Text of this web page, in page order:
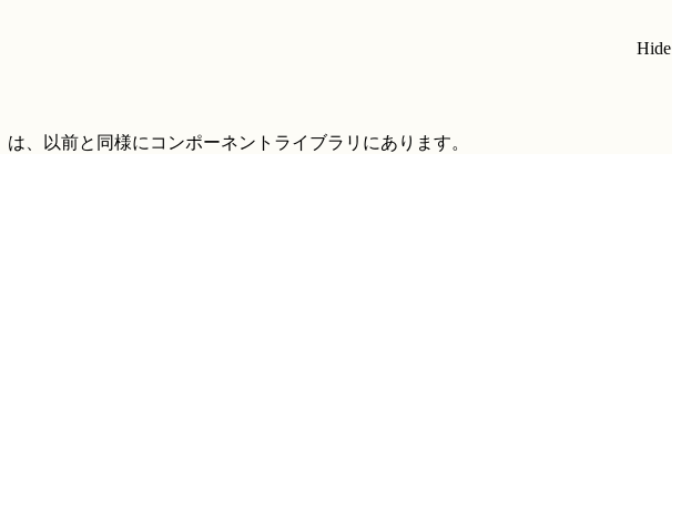
Hide
は、以前と同様にコンポーネントライブラリにあります。